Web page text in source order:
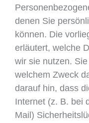
denen Sie
können. Die
erläutert, welche
wir sie nutzen.
welchem Zweck
darauf hin, dass
Internet (z. B. bei
Mail)